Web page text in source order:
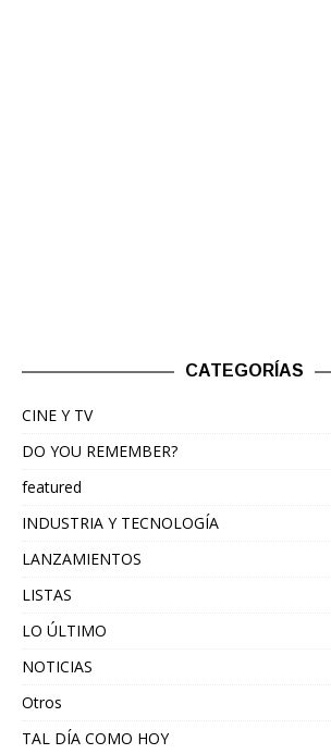
CATEGORÍAS
CINE Y TV
DO YOU REMEMBER?
featured
INDUSTRIA Y TECNOLOGÍA
LANZAMIENTOS
LISTAS
LO ÚLTIMO
NOTICIAS
Otros
TAL DÍA COMO HOY